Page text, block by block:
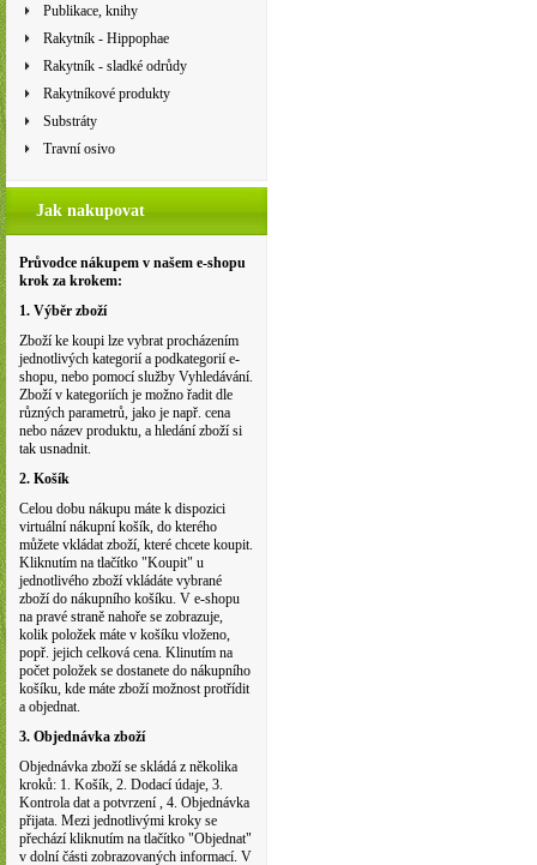
Publikace, knihy
Rakytník - Hippophae
Rakytník - sladké odrůdy
Rakytníkové produkty
Substráty
Travní osivo
Jak nakupovat
Průvodce nákupem v našem e-shopu
krok za krokem:
1. Výběr zboží
Zboží ke koupi lze vybrat procházením
jednotlivých kategorií a podkategorií e-
shopu, nebo pomocí služby Vyhledávání.
Zboží v kategoriích je možno řadit dle
různých parametrů, jako je např. cena
nebo název produktu, a hledání zboží si
tak usnadnit.
2. Košík
Celou dobu nákupu máte k dispozici
virtuální nákupní košík, do kterého
můžete vkládat zboží, které chcete koupit.
Kliknutím na tlačítko "Koupit" u
jednotlivého zboží vkládáte vybrané
zboží do nákupního košíku. V e-shopu
na pravé straně nahoře se zobrazuje,
kolik položek máte v košíku vloženo,
popř. jejich celková cena. Klinutím na
počet položek se dostanete do nákupního
košíku, kde máte zboží možnost protřídit
a objednat.
3. Objednávka zboží
Objednávka zboží se skládá z několika
kroků: 1. Košík, 2. Dodací údaje, 3.
Kontrola dat a potvrzení , 4. Objednávka
přijata. Mezi jednotlivými kroky se
přechází kliknutím na tlačítko "Objednat"
v dolní části zobrazovaných informací. V